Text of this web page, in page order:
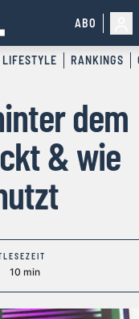
ABO
LIFESTYLE RANKINGS
dem
& wie
LESEZEIT
10 min